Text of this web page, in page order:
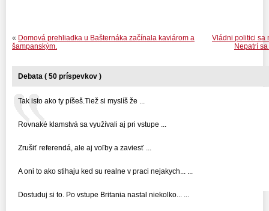
Vládni politici sa
Nepatrí
« Domová prehliadka u Bašternáka začínala kaviárom a
šampanským.
Debata ( 50 príspevkov )
Tak isto ako ty píšeš.Tiež si myslíš že ...
Rovnaké klamstvá sa využívali aj pri vstupe ...
Zrušiť referendá, ale aj voľby a zaviesť ...
A oni to ako stihaju ked su realne v praci nejakych... ...
Dostuduj si to. Po vstupe Britania nastal niekolko... ...